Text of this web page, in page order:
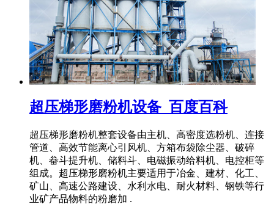
超压梯形磨粉机设备_百度百科
超压梯形磨粉机整套设备由主机、高密度选粉机、连接
管道、高效节能离心引风机、方箱布袋除尘器、破碎
机、畚斗提升机、储料斗、电磁振动给料机、电控柜等
组成。超压梯形磨粉机主要适用于冶金、建材、化工、
矿山、高速公路建设、水利水电、耐火材料、钢铁等行
业矿产品物料的粉磨加 .